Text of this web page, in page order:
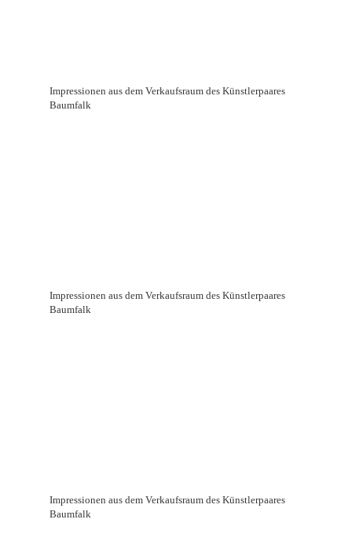
Impressionen aus dem Verkaufsraum des Künstlerpaares
Baumfalk
Impressionen aus dem Verkaufsraum des Künstlerpaares
Baumfalk
Impressionen aus dem Verkaufsraum des Künstlerpaares
Baumfalk